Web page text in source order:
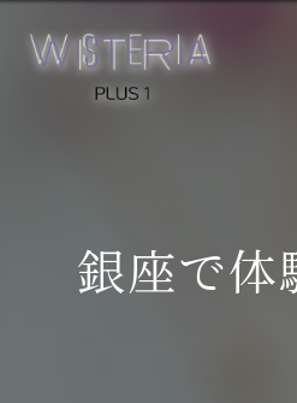
銀座で体